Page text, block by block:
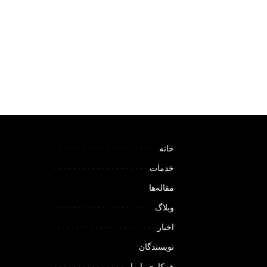
خانه
خدمات
مقاله‌ها
وبلاگ
اخبار
نویسندگان